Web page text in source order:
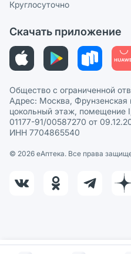
Политика в отношении
Круглосуточно
Скачать приложение
Общество с ограниченной
Адрес: Москва, Фрунзенская
цокольный этаж, помещение
01177-91/00587270 от
ИНН 7704865540
© 2026 eАптека. Все права